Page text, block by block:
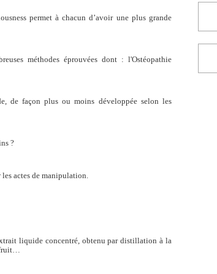
permet à chacun d’avoir une plus grande
méthodes éprouvées dont : l'Ostéopathie
de façon plus ou moins développée selon les
?
actes de manipulation.
liquide concentré, obtenu par distillation à la
fruit…